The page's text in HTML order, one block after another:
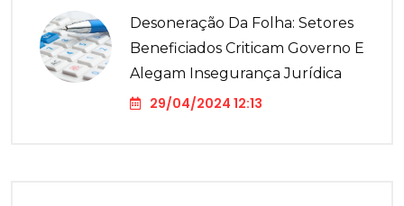
Desoneração Da Folha: Setores
Beneficiados Criticam Governo E
Alegam Insegurança Jurídica
29/04/2024 12:13